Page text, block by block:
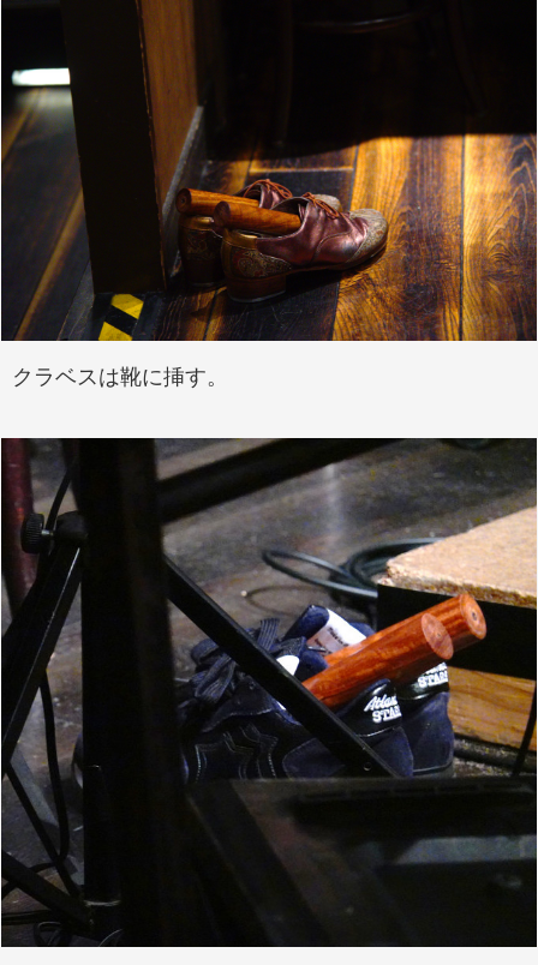
クラベスは靴に挿す。